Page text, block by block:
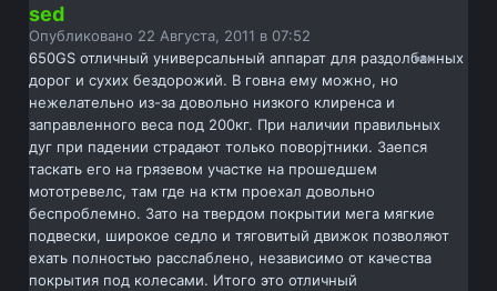
sed
Опубликовано 22 Августа, 2011 в 07:52
650GS отличный универсальный аппарат для раздолбанных
дорог и сухих бездорожий. В говна ему можно, но
нежелательно из-за довольно низкого клиренса и
заправленного веса под 200кг. При наличии правильных
дуг при падении страдают только поворjтники. Заепся
таскать его на грязевом участке на прошедшем
мототревелс, там где на ктм проехал довольно
беcпроблемно. Зато на твердом покрытии мега мягкие
подвески, широкое седло и тяговитый движок позволяют
ехать полностью расслаблено, независимо от качества
покрытия под колесами. Итого это отличный